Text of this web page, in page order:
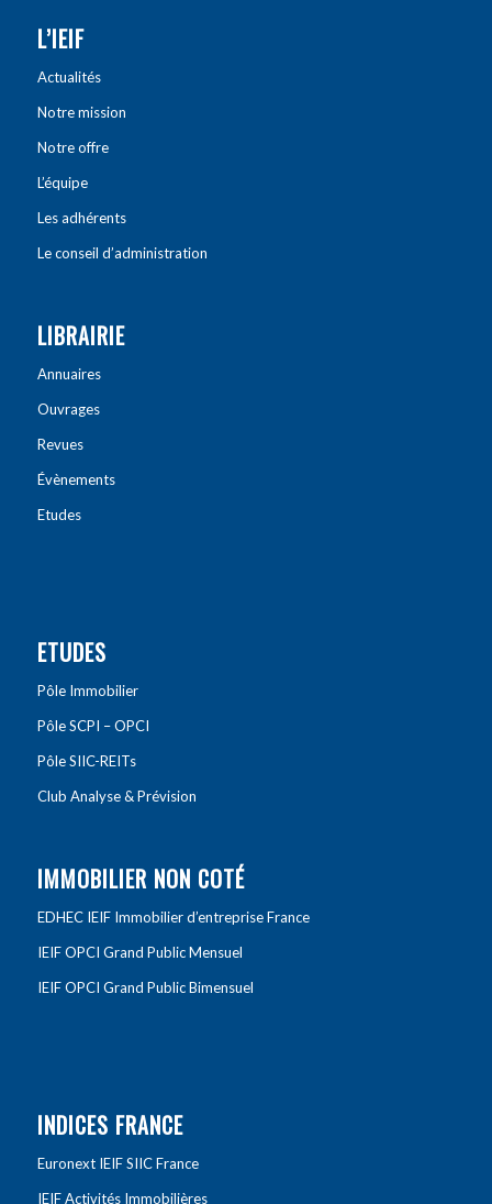
L’IEIF
Actualités
Notre mission
Notre offre
L’équipe
Les adhérents
Le conseil d’administration
LIBRAIRIE
Annuaires
Ouvrages
Revues
Évènements
Etudes
ETUDES
Pôle Immobilier
Pôle SCPI – OPCI
Pôle SIIC-REITs
Club Analyse & Prévision
IMMOBILIER NON COTÉ
EDHEC IEIF Immobilier d’entreprise France
IEIF OPCI Grand Public Mensuel
IEIF OPCI Grand Public Bimensuel
INDICES FRANCE
Euronext IEIF SIIC France
IEIF Activités Immobilières